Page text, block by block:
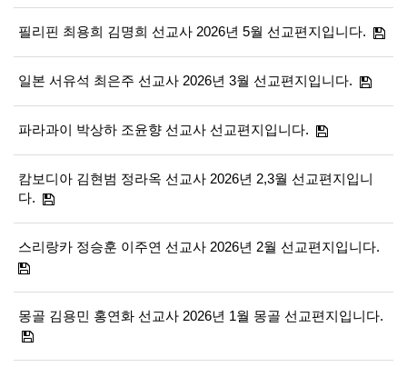
필리핀 최용희 김명희 선교사 2026년 5월 선교편지입니다.
일본 서유석 최은주 선교사 2026년 3월 선교편지입니다.
파라과이 박상하 조윤향 선교사 선교편지입니다.
캄보디아 김현범 정라옥 선교사 2026년 2,3월 선교편지입니
다.
스리랑카 정승훈 이주연 선교사 2026년 2월 선교편지입니다.
몽골 김용민 홍연화 선교사 2026년 1월 몽골 선교편지입니다.